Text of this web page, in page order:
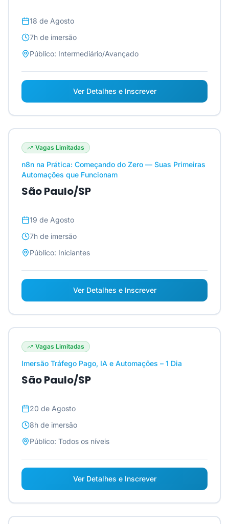
18 de Agosto
7h de imersão
Público: Intermediário/Avançado
Ver Detalhes e Inscrever
Vagas Limitadas
n8n na Prática: Começando do Zero — Suas Primeiras
Automações que Funcionam
São Paulo/SP
19 de Agosto
7h de imersão
Público: Iniciantes
Ver Detalhes e Inscrever
Vagas Limitadas
Imersão Tráfego Pago, IA e Automações – 1 Dia
São Paulo/SP
20 de Agosto
8h de imersão
Público: Todos os níveis
Ver Detalhes e Inscrever